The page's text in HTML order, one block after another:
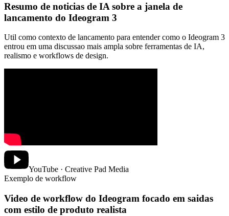
Resumo de noticias de IA sobre a janela de
lancamento do Ideogram 3
Util como contexto de lancamento para entender como o Ideogram 3
entrou em uma discussao mais ampla sobre ferramentas de IA,
realismo e workflows de design.
YouTube · Creative Pad Media
Exemplo de workflow
Video de workflow do Ideogram focado em saidas
com estilo de produto realista